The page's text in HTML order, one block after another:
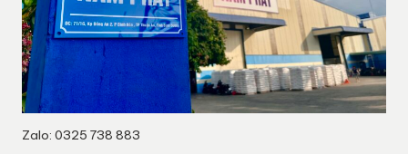
Zalo: 0325 738 883